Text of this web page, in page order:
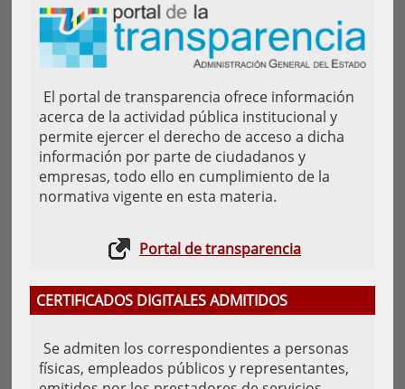
El portal de transparencia ofrece información
acerca de la actividad pública institucional y
permite ejercer el derecho de acceso a dicha
información por parte de ciudadanos y
empresas, todo ello en cumplimiento de la
normativa vigente en esta materia.
Portal de transparencia
CERTIFICADOS DIGITALES ADMITIDOS
Se admiten los correspondientes a personas
físicas, empleados públicos y representantes,